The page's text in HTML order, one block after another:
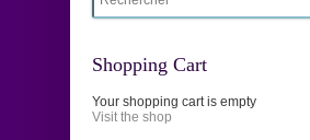
Shopping Cart
Your shopping cart is empty
Visit the shop